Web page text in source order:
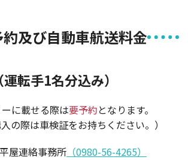
及び自動車航送料金
（運転手1名分込み）
に載せる際は要予約となります。
入の際は車検証をお持ちください。）
屋連絡事務所 （0980-56-4265）